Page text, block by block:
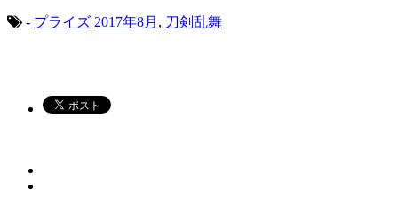
- プライズ 2017年8月 , 刀剣乱舞